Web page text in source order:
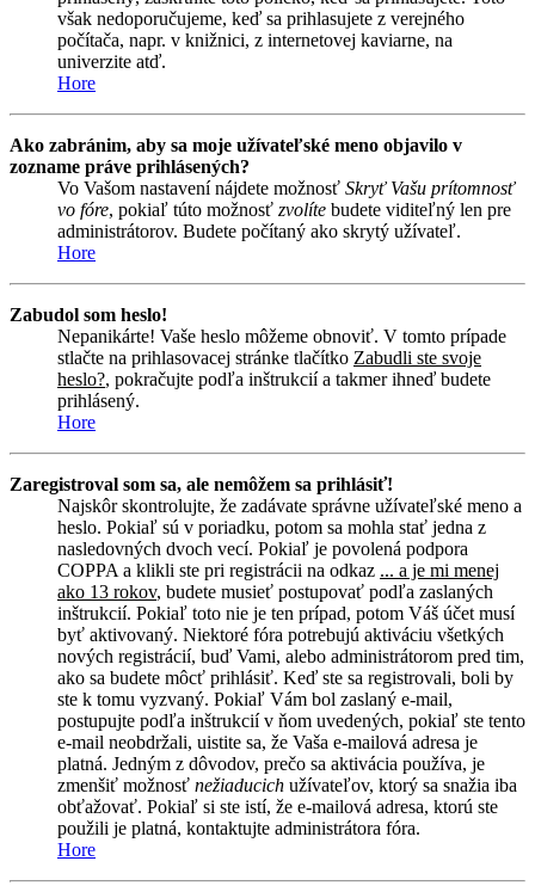
však nedoporučujeme, keď sa prihlasujete z verejného
počítača, napr. v knižnici, z internetovej kaviarne, na
univerzite atď.
Hore
Ako zabránim, aby sa moje užívateľské meno objavilo v
zozname práve prihlásených?
Vo Vašom nastavení nájdete možnosť Skryť Vašu prítomnosť
vo fóre, pokiaľ túto možnosť zvolíte budete viditeľný len pre
administrátorov. Budete počítaný ako skrytý užívateľ.
Hore
Zabudol som heslo!
Nepanikárte! Vaše heslo môžeme obnoviť. V tomto prípade
stlačte na prihlasovacej stránke tlačítko Zabudli ste svoje
heslo?, pokračujte podľa inštrukcií a takmer ihneď budete
prihlásený.
Hore
Zaregistroval som sa, ale nemôžem sa prihlásiť!
Najskôr skontrolujte, že zadávate správne užívateľské meno a
heslo. Pokiaľ sú v poriadku, potom sa mohla stať jedna z
nasledovných dvoch vecí. Pokiaľ je povolená podpora
COPPA a klikli ste pri registrácii na odkaz ... a je mi menej
ako 13 rokov, budete musieť postupovať podľa zaslaných
inštrukcií. Pokiaľ toto nie je ten prípad, potom Váš účet musí
byť aktivovaný. Niektoré fóra potrebujú aktiváciu všetkých
nových registrácií, buď Vami, alebo administrátorom pred tim,
ako sa budete môcť prihlásiť. Keď ste sa registrovali, boli by
ste k tomu vyzvaný. Pokiaľ Vám bol zaslaný e-mail,
postupujte podľa inštrukcií v ňom uvedených, pokiaľ ste tento
e-mail neobdržali, uistite sa, že Vaša e-mailová adresa je
platná. Jedným z dôvodov, prečo sa aktivácia používa, je
zmenšiť možnosť nežiaducich užívateľov, ktorý sa snažia iba
obťažovať. Pokiaľ si ste istí, že e-mailová adresa, ktorú ste
použili je platná, kontaktujte administrátora fóra.
Hore